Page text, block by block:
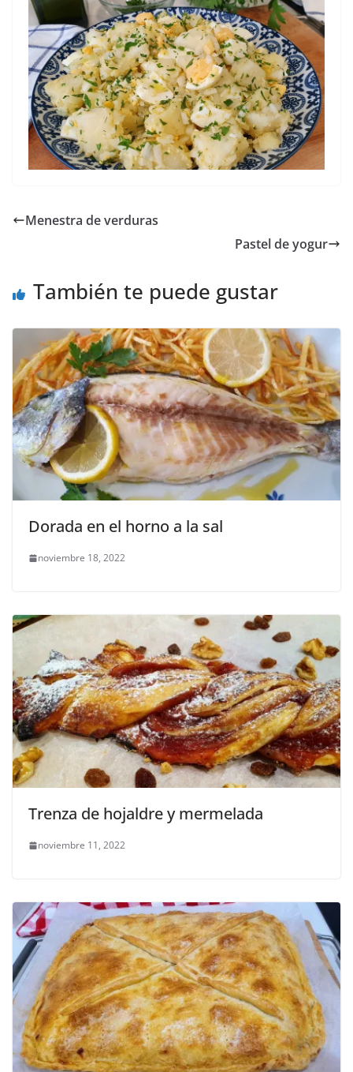
Menestra de verduras
Pastel de yogur
También te puede gustar
Dorada en el horno a la sal
noviembre 18, 2022
Trenza de hojaldre y mermelada
noviembre 11, 2022